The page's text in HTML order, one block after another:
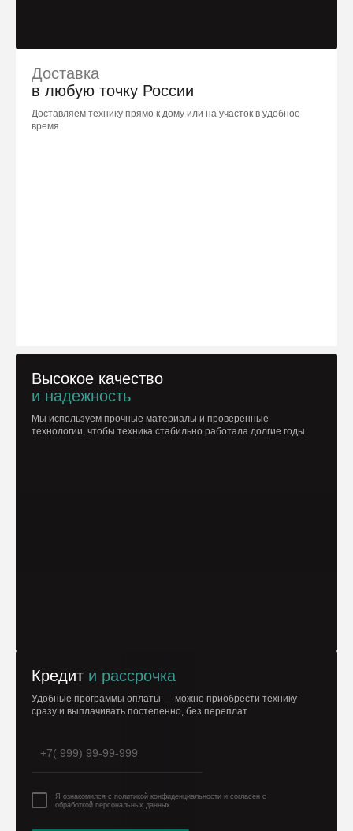
Доставка
в любую точку России
Доставляем технику прямо к дому или на участок в удобное
время
Высокое качество
и надежность
Мы используем прочные материалы и проверенные
технологии, чтобы техника стабильно работала долгие годы
Кредит и рассрочка
Удобные программы оплаты — можно приобрести технику
сразу и выплачивать постепенно, без переплат
Я ознакомился с политикой конфиденциальности и согласен с
обработкой персональных данных